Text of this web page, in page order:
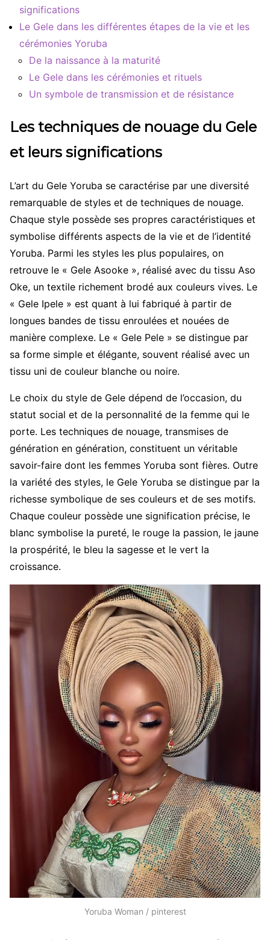
significations
Le Gele dans les différentes étapes de la vie et les
cérémonies Yoruba
De la naissance à la maturité
Le Gele dans les cérémonies et rituels
Un symbole de transmission et de résistance
Les techniques de nouage du Gele
et leurs significations
L’art du Gele Yoruba se caractérise par une diversité
remarquable de styles et de techniques de nouage.
Chaque style possède ses propres caractéristiques et
symbolise différents aspects de la vie et de l’identité
Yoruba. Parmi les styles les plus populaires, on
retrouve le « Gele Asooke », réalisé avec du tissu Aso
Oke, un textile richement brodé aux couleurs vives. Le
« Gele Ipele » est quant à lui fabriqué à partir de
longues bandes de tissu enroulées et nouées de
manière complexe. Le « Gele Pele » se distingue par
sa forme simple et élégante, souvent réalisé avec un
tissu uni de couleur blanche ou noire.
Le choix du style de Gele dépend de l’occasion, du
statut social et de la personnalité de la femme qui le
porte. Les techniques de nouage, transmises de
génération en génération, constituent un véritable
savoir-faire dont les femmes Yoruba sont fières. Outre
la variété des styles, le Gele Yoruba se distingue par la
richesse symbolique de ses couleurs et de ses motifs.
Chaque couleur possède une signification précise, le
blanc symbolise la pureté, le rouge la passion, le jaune
la prospérité, le bleu la sagesse et le vert la
croissance.
Yoruba Woman / pinterest